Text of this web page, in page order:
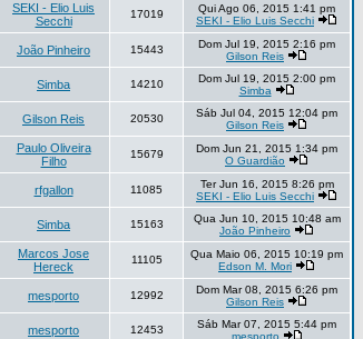
SEKI - Elio Luis
Secchi
17019
Qui Ago 06, 2015 1:41 pm
SEKI - Elio Luis Secchi
João Pinheiro 15443
Dom Jul 19, 2015 2:16 pm
Gilson Reis
Simba 14210
Dom Jul 19, 2015 2:00 pm
Simba
Gilson Reis 20530
Sáb Jul 04, 2015 12:04 pm
Gilson Reis
Paulo Oliveira
Filho
15679
Dom Jun 21, 2015 1:34 pm
O Guardião
rfgallon 11085
Ter Jun 16, 2015 8:26 pm
SEKI - Elio Luis Secchi
Simba 15163
Qua Jun 10, 2015 10:48 am
João Pinheiro
Marcos Jose
Hereck
11105
Qua Maio 06, 2015 10:19 pm
Edson M. Mori
mesporto 12992
Dom Mar 08, 2015 6:26 pm
Gilson Reis
mesporto 12453
Sáb Mar 07, 2015 5:44 pm
mesporto